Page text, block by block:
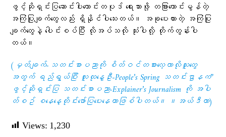
ဖွင့်ဆိုရှင်းပြဆောင်းပါးကောင်းတပုဒ် ရေးသားဖို့ တခြားကောင်းမွန်တဲ့
အကြံပြုချက်တွေလည်း ရှိနိုင်ပါသေးတယ်။ အခုပေးထားတဲ့ အကြံပြု
ချက်တွေနဲ့ ပေါင်းစပ်ပြီး လိုအပ်သလို သုံးပါလို့ တိုက်တွန်းပါ
တယ်။
(မှတ်ချက်-သတင်းစာပညာကို စိတ်ဝင်တစား​လေ့လာလိုသူ​တွေ
အတွက် ရည်ရွယ်ပြီး လူထု​​နွေဦး-People’s Spring သတင်းဌာနက”
ဖွင့်ဆိုရှင်းပြ သတင်းစာပညာ-Explainer’s Journalism ကို အပါ
တ်စဥ်​ စ​​နေ​နေ့တိုင်းဖော်ပြ​ပေး​နေတာဖြစ်ပါတယ်။ ။အယ်ဒီတာ)
Views: 1,230